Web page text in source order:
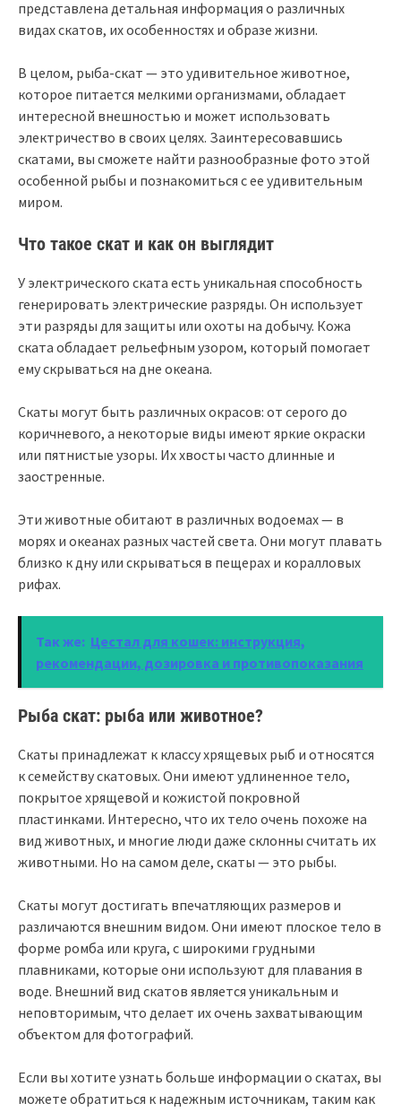
представлена детальная информация о различных
видах скатов, их особенностях и образе жизни.
В целом, рыба-скат — это удивительное животное,
которое питается мелкими организмами, обладает
интересной внешностью и может использовать
электричество в своих целях. Заинтересовавшись
скатами, вы сможете найти разнообразные фото этой
особенной рыбы и познакомиться с ее удивительным
миром.
Что такое скат и как он выглядит
У электрического ската есть уникальная способность
генерировать электрические разряды. Он использует
эти разряды для защиты или охоты на добычу. Кожа
ската обладает рельефным узором, который помогает
ему скрываться на дне океана.
Скаты могут быть различных окрасов: от серого до
коричневого, а некоторые виды имеют яркие окраски
или пятнистые узоры. Их хвосты часто длинные и
заостренные.
Эти животные обитают в различных водоемах — в
морях и океанах разных частей света. Они могут плавать
близко к дну или скрываться в пещерах и коралловых
рифах.
Так же: Цестал для кошек: инструкция,
рекомендации, дозировка и противопоказания
Рыба скат: рыба или животное?
Скаты принадлежат к классу хрящевых рыб и относятся
к семейству скатовых. Они имеют удлиненное тело,
покрытое хрящевой и кожистой покровной
пластинками. Интересно, что их тело очень похоже на
вид животных, и многие люди даже склонны считать их
животными. Но на самом деле, скаты — это рыбы.
Скаты могут достигать впечатляющих размеров и
различаются внешним видом. Они имеют плоское тело в
форме ромба или круга, с широкими грудными
плавниками, которые они используют для плавания в
воде. Внешний вид скатов является уникальным и
неповторимым, что делает их очень захватывающим
объектом для фотографий.
Если вы хотите узнать больше информации о скатах, вы
можете обратиться к надежным источникам, таким как